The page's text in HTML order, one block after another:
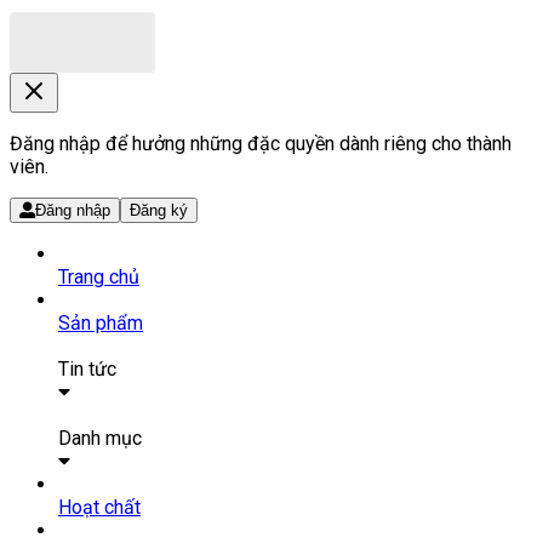
Đăng nhập để hưởng những đặc quyền dành riêng cho thành
viên.
Đăng nhập Đăng ký
Trang chủ
Sản phẩm
Tin tức
Tin tức
Danh mục
SẢN PHẨM THUỐC
Hoạt chất